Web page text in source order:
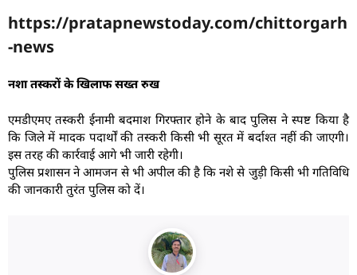
https://pratapnewstoday.com/chittorgarh
-news
नशा तस्करों के खिलाफ सख्त रुख
एमडीएमए तस्करी ईनामी बदमाश गिरफ्तार होने के बाद पुलिस ने स्पष्ट किया है
कि जिले में मादक पदार्थों की तस्करी किसी भी सूरत में बर्दाश्त नहीं की जाएगी।
इस तरह की कार्रवाई आगे भी जारी रहेगी।
पुलिस प्रशासन ने आमजन से भी अपील की है कि नशे से जुड़ी किसी भी गतिविधि
की जानकारी तुरंत पुलिस को दें।